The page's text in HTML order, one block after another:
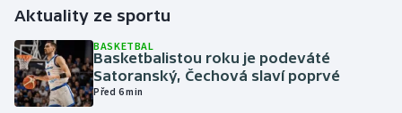
Golf
Gymnastika
Aktuality ze sportu
BASKETBAL
Basketbalistou roku je podeváté
Satoranský, Čechová slaví poprvé
Před 6 min